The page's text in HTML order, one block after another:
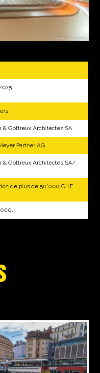
& Gottreux Architectes SA
Partner AG
& Gottreux Architectes SA/
de plus de 50’000 CHF